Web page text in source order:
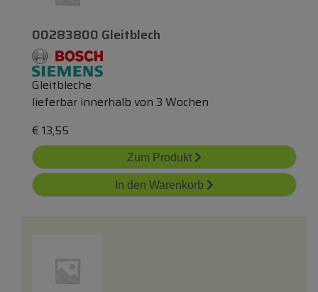
00283800 Gleitblech
Gleitbleche
lieferbar innerhalb von 3 Wochen
€ 13,55
Zum Produkt
In den Warenkorb